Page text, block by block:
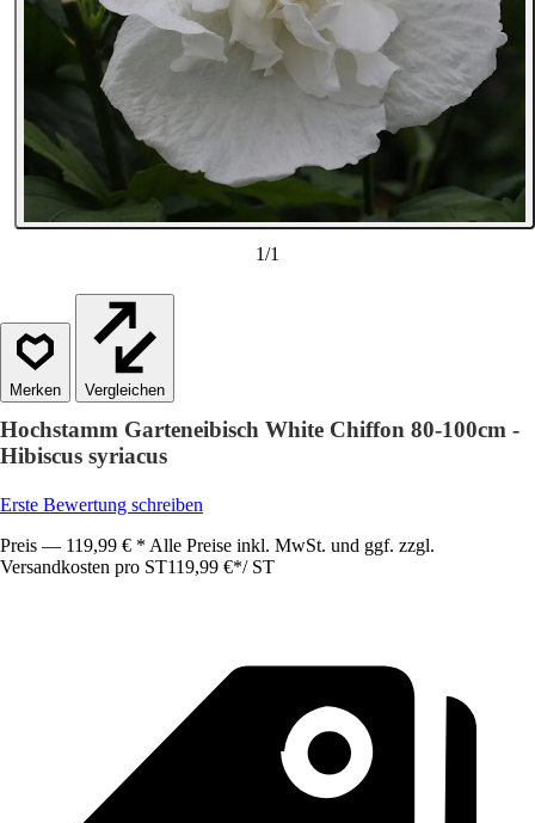
1/1
Vergleichen
Hochstamm Garteneibisch White Chiffon 80-100cm -
Hibiscus syriacus
Erste Bewertung schreiben
Preis — 119,99 € * Alle Preise inkl. MwSt. und ggf. zzgl.
Versandkosten pro ST119,99 €*/ ST